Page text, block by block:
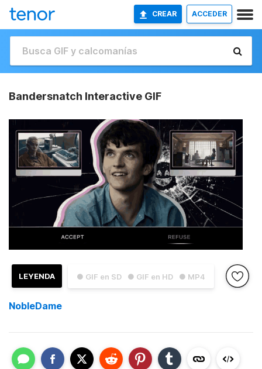
CREAR ACCEDER
Bandersnatch Interactive GIF
● GIF en SD ● GIF en HD ● MP4
LEYENDA
NobleDame